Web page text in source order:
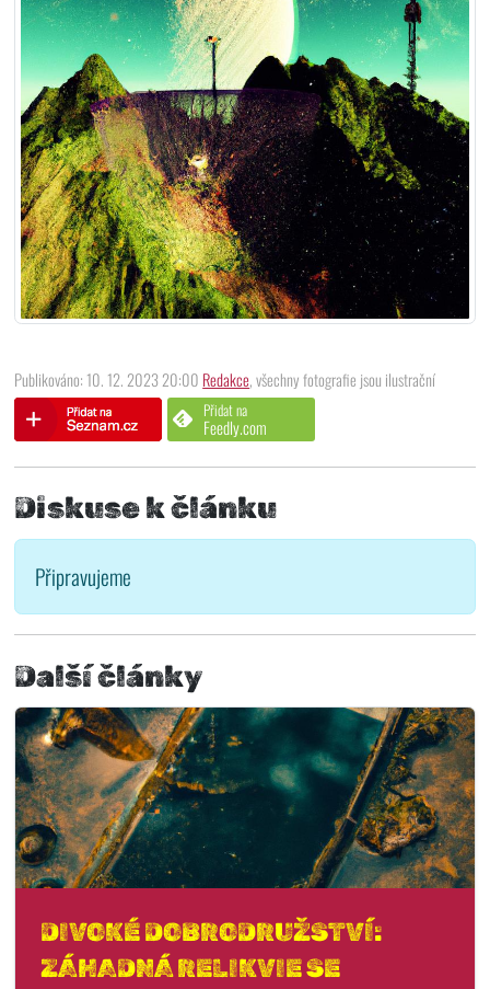
Publikováno: 10. 12. 2023 20:00 Redakce, všechny fotografie jsou ilustrační
Přidat na
Feedly.com
Diskuse k článku
Připravujeme
Další články
DIVOKÉ DOBRODRUŽSTVÍ:
ZÁHADNÁ RELIKVIE SE